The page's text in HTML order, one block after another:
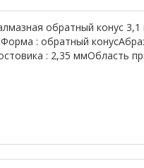
обратный конус
: обратный
: 2,35 ммОбласть